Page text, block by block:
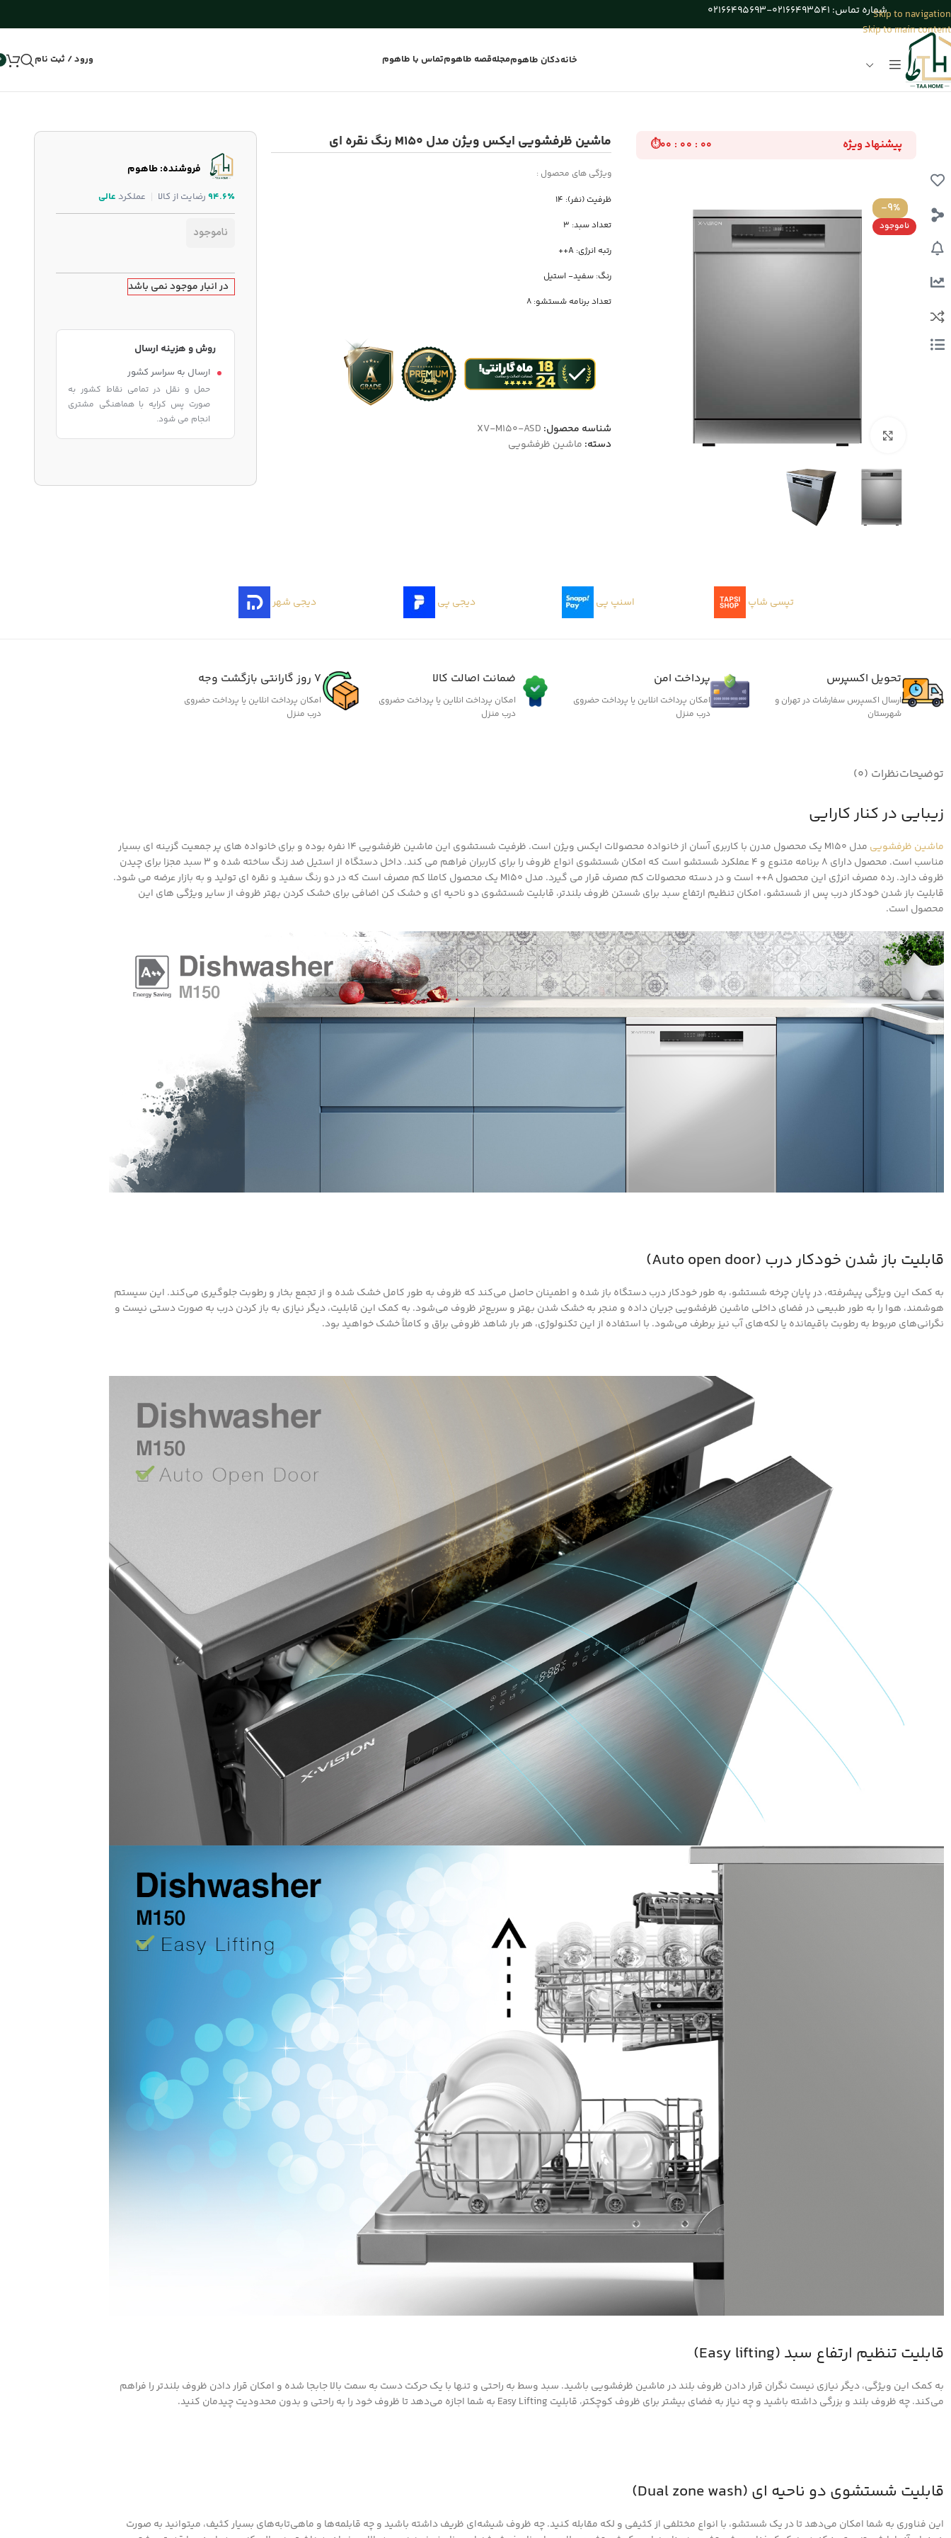
Skip to navigation
Skip to main content
شماره تماس: 02166493541-02166495693
خانهدکان طاهوممجلهقصه طاهومتماس با طاهوم ورود / ثبت نام
خانه/ماشین ظرفشویی
پیشنهاد ویژه ⏱۰۰ : ۰۰ : ۰۰
-9%
ناموجود
بزرگنمایی تصویر
ماشین ظرفشویی ایکس ویژن مدل M150 رنگ نقره ای
ویژگی های محصول :
ظرفیت (نفر): 14
تعداد سبد: 3
رتبه انرژی: A++
رنگ: سفید- استیل
تعداد برنامه شستشو: 8
شناسه محصول: XV-M150-ASD
دسته: ماشین ظرفشویی
فروشنده: طاهوم
۹۴.۶٪ رضایت از کالا عملکرد عالی
ناموجود
در انبار موجود نمی باشد
روش و هزینه ارسال
ارسال به سراسر کشور
حمل و نقل در تمامی نقاط کشور به
صورت پس کرایه با هماهنگی مشتری
انجام می شود.
تپسی شاپ اسنپ پی دیجی پی دیجی شهر
تحویل اکسپرس
ارسال اکسپرس سفارشات در تهران و
شهرستان
پرداخت امن
امکان پرداخت انلاین یا پرداخت حضروی
درب منزل
ضمانت اصالت کالا
امکان پرداخت انلاین یا پرداخت حضروی
درب منزل
7 روز گارانتی بازگشت وجه
امکان پرداخت انلاین یا پرداخت حضروی
درب منزل
توضیحاتنظرات (0)
زیبایی در کنار کارایی
ماشین ظرفشویی
مدل M150 یک محصول مدرن با کاربری آسان از خانواده محصولات ایکس ویژن است. ظرفیت شستشوی این ماشین ظرفشویی 14 نفره بوده و برای خانواده های پر جمعیت گزینه ای بسیار
مناسب است. محصول دارای 8 برنامه متنوع و 4 عملکرد شستشو است که امکان شستشوی انواع ظروف را برای کاربران فراهم می کند. داخل دستگاه از استیل ضد زنگ ساخته شده و 3 سبد مجزا برای چیدن
ظروف دارد. رده مصرف انرژی این محصول A++ است و در دسته محصولات کم مصرف قرار می گیرد. مدل M150 یک محصول کاملا کم مصرف است که در دو رنگ سفید و نقره ای تولید و به بازار عرضه می شود.
قابلیت باز شدن خودکار درب پس از شستشو، امکان تنظیم ارتفاع سبد برای شستن ظروف بلندتر، قابلیت شستشوی دو ناحیه ای و خشک کن اضافی برای خشک کردن بهتر ظروف از سایر ویژگی های این
محصول است.
قابلیت باز شدن خودکار درب (Auto open door)
به کمک این ویژگی پیشرفته، در پایان چرخه شستشو، به طور خودکار درب دستگاه باز شده و اطمینان حاصل می‌کند که ظروف به طور کامل خشک شده و از تجمع بخار و رطوبت جلوگیری می‌کند. این سیستم
هوشمند، هوا را به طور طبیعی در فضای داخلی ماشین ظرفشویی جریان داده و منجر به خشک شدن بهتر و سریع‌تر ظروف می‌شود. به کمک این قابلیت، دیگر نیازی به باز کردن درب به صورت دستی نیست و
نگرانی‌های مربوط به رطوبت باقیمانده یا لکه‌های آب نیز برطرف می‌شود. با استفاده از این تکنولوژی، هر بار شاهد ظروفی براق و کاملاً خشک خواهید بود.
قابلیت تنظیم ارتفاع سبد (Easy lifting)
به کمک این ویژگی، دیگر نیازی نیست نگران قرار دادن ظروف بلند در ماشین ظرفشویی باشید. سبد وسط به راحتی و تنها با یک حرکت دست به سمت بالا جابجا شده و امکان قرار دادن ظروف بلندتر را فراهم
می‌کند. چه ظروف بلند و بزرگی داشته باشید و چه نیاز به فضای بیشتر برای ظروف کوچکتر، قابلیت Easy Lifting به شما اجازه می‌دهد تا ظروف خود را به راحتی و بدون محدودیت چیدمان کنید.
قابلیت شستشوی دو ناحیه ای (Dual zone wash)
این فناوری به شما امکان می‌دهد تا در یک شستشو، با انواع مختلفی از کثیفی و لکه مقابله کنید. چه ظروف شیشه‌ای ظریف داشته باشید و چه قابلمه‌ها و ماهی‌تابه‌های بسیار کثیف، میتوانید به صورت